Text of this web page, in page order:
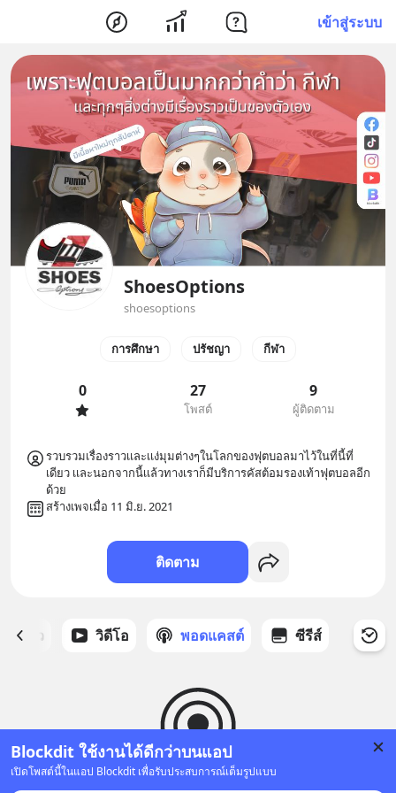
เข้าสู่ระบบ
Blockdit ใช้งานได้ดีกว่าบนแอป
เปิดโพสต์นี้ในแอป Blockdit เพื่อรับประสบการณ์เต็มรูปแบบ
ShoesOptions
shoesoptions
การศึกษา ปรัชญา กีฬา
0 27
โพสต์
9
ผู้ติดตาม
รวบรวมเรื่องราวเเละเเง่มุมต่างๆในโลกของฟุตบอลมาไว้ในที่นี้ที่
เดียว เเละนอกจากนี้เเล้วทางเราก็มีบริการคัสต้อมรองเท้าฟุตบอลอีก
ด้วย
สร้างเพจเมื่อ 11 มิ.ย. 2021
ติดตาม
ด้ดาว วิดีโอ พอดแคสต์ ซีรีส์